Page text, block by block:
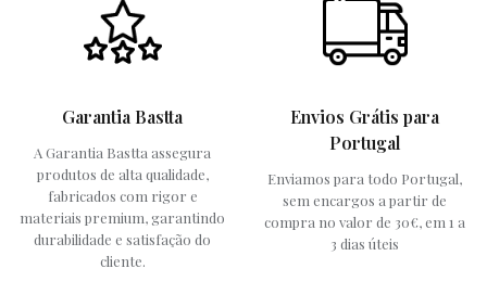
Garantia Bastta
A Garantia Bastta assegura
produtos de alta qualidade,
fabricados com rigor e
materiais premium, garantindo
durabilidade e satisfação do
cliente.
Envios Grátis para
Portugal
Enviamos para todo Portugal,
sem encargos a partir de
compra no valor de 30€, em 1 a
3 dias úteis